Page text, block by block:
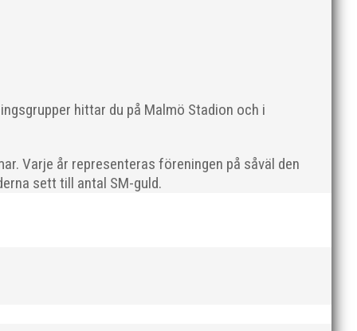
hittar du på Malmö Stadion och i
Varje år representeras föreningen på såväl den
sett till antal SM-guld.
i längdhoppet medan MAI:s kastare